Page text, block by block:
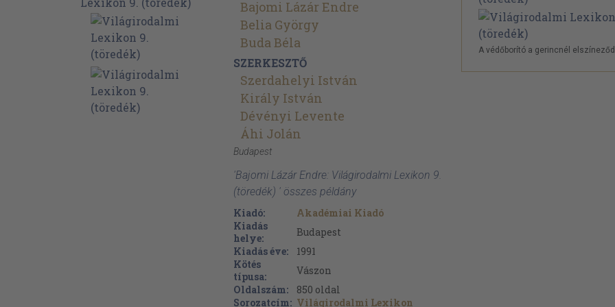
Bajomi Lázár Endre
Belia György
Buda Béla
SZERKESZTŐ
Szerdahelyi István
Király István
Dévényi Levente
Áhi Jolán
Budapest
'Bajomi Lázár Endre: Világirodalmi Lexikon 9.
(töredék) ' összes példány
Kiadó:
Akadémiai Kiadó
Kiadás
helye:
Budapest
Kiadás éve:
1991
Kötés
típusa:
Vászon
Oldalszám:
850 oldal
Sorozatcím: Világirodalmi Lexikon
A védőborító a gerincnél